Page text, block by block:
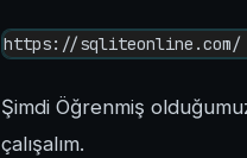
https://sqliteonline.com/
Şimdi Öğrenmiş
çalışalım.